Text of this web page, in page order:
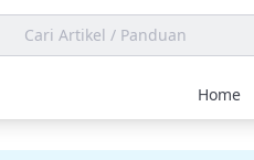
Home